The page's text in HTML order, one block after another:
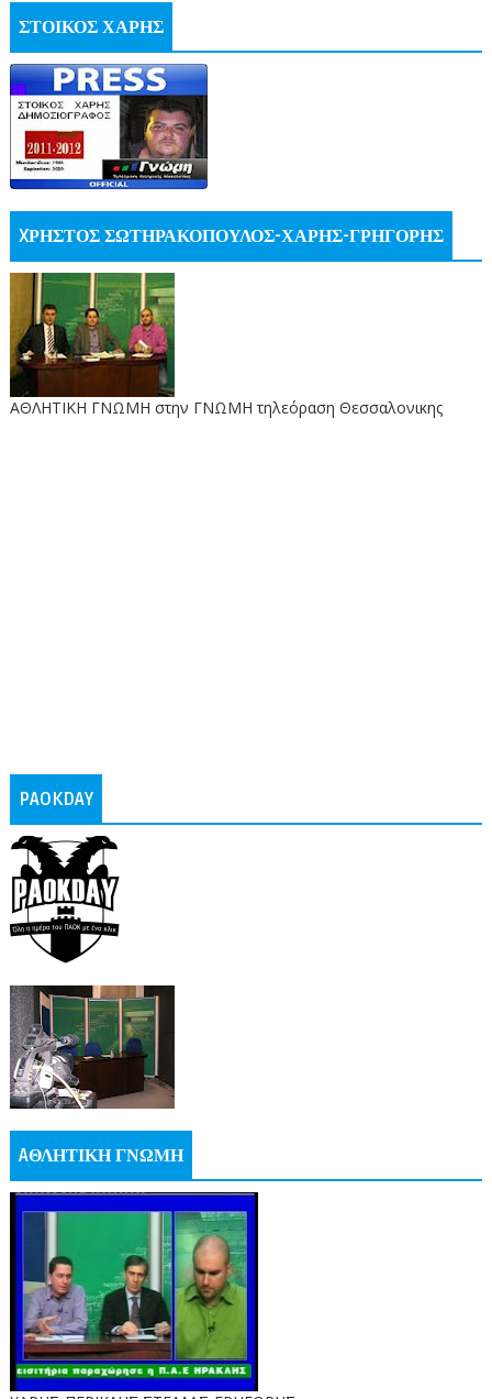
ΣΤΟΙΚΟΣ ΧΑΡΗΣ
XΡΗΣΤΟΣ ΣΩΤΗΡΑΚΟΠΟΥΛΟΣ-ΧΑΡΗΣ-ΓΡΗΓΟΡΗΣ
ΑΘΛΗΤΙΚΗ ΓΝΩΜΗ στην ΓΝΩΜΗ τηλεόραση Θεσσαλονικης
PAOKDAY
AΘΛΗΤΙΚΗ ΓΝΩΜΗ